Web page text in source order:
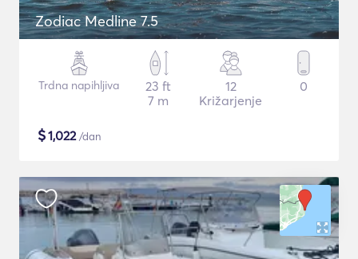
Zodiac Medline 7.5
Trdna napihljiva
23 ft
7 m
12
Križarjenje
0
$1,022/dan